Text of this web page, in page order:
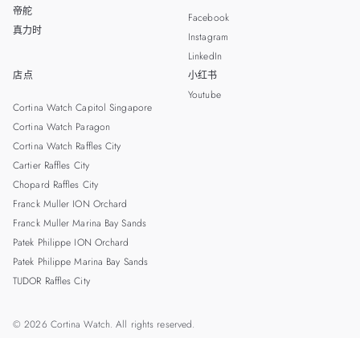
帝舵
真力时
店点
Cortina Watch Capitol Singapore
Cortina Watch Paragon
Cortina Watch Raffles City
Cartier Raffles City
Chopard Raffles City
Franck Muller ION Orchard
Franck Muller Marina Bay Sands
Patek Philippe ION Orchard
Patek Philippe Marina Bay Sands
TUDOR Raffles City
Facebook
Instagram
LinkedIn
小红书
Youtube
© 2026 Cortina Watch. All rights reserved.